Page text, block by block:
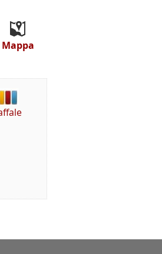
Mappa